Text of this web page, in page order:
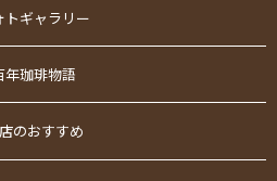
トギャラリー
年珈琲物語
のおすすめ